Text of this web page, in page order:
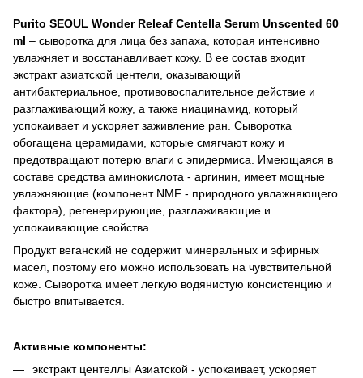
Purito SEOUL Wonder Releaf Centella Serum Unscented 60
ml – сыворотка для лица без запаха, которая интенсивно
увлажняет и восстанавливает кожу. В ее состав входит
экстракт азиатской центели, оказывающий
антибактериальное, противовоспалительное действие и
разглаживающий кожу, а также ниацинамид, который
успокаивает и ускоряет заживление ран. Сыворотка
обогащена церамидами, которые смягчают кожу и
предотвращают потерю влаги с эпидермиса. Имеющаяся в
составе средства аминокислота - аргинин, имеет мощные
увлажняющие (компонент NMF - природного увлажняющего
фактора), регенерирующие, разглаживающие и
успокаивающие свойства.
Продукт веганский не содержит минеральных и эфирных
масел, поэтому его можно использовать на чувствительной
коже. Сыворотка имеет легкую водянистую консистенцию и
быстро впитывается.
Активные компоненты:
экстракт центеллы Азиатской - успокаивает, ускоряет